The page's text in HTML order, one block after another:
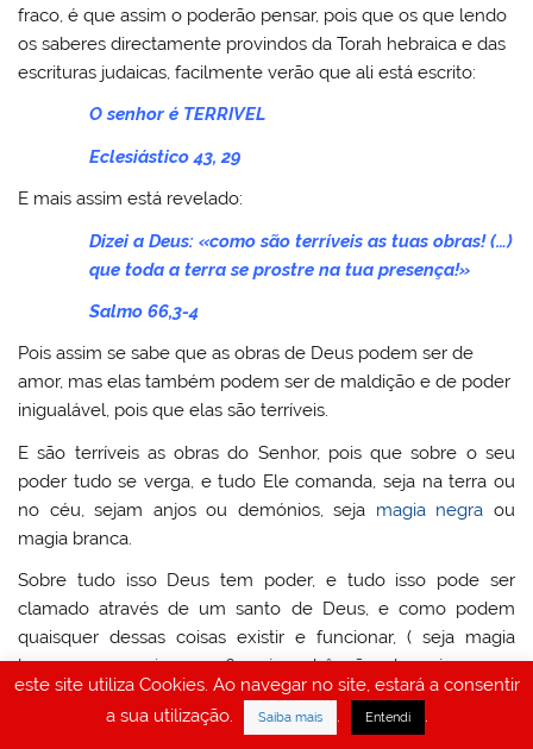
fraco, é que assim o poderão pensar, pois que os que lendo
os saberes directamente provindos da Torah hebraica e das
escrituras judaicas, facilmente verão que ali está escrito:
O senhor é TERRIVEL
Eclesiástico 43, 29
E mais assim está revelado:
Dizei a Deus: «como são terríveis as tuas obras! (…)
que toda a terra se prostre na tua presença!»
Salmo 66,3-4
Pois assim se sabe que as obras de Deus podem ser de
amor, mas elas também podem ser de maldição e de poder
inigualável, pois que elas são terríveis.
E são terríveis as obras do Senhor, pois que sobre o seu
poder tudo se verga, e tudo Ele comanda, seja na terra ou
no céu, sejam anjos ou demónios, seja magia negra ou
magia branca.
Sobre tudo isso Deus tem poder, e tudo isso pode ser
clamado através de um santo de Deus, e como podem
quaisquer dessas coisas existir e funcionar, ( seja magia
branca oumagia negra?, seja a bênção de anjos ou a
maldição de demónios?), sem a anuência e o poder de
este site utiliza Cookies. Ao navegar no site, estará a consentir
a sua utilização.
Saiba mais . Entendi .